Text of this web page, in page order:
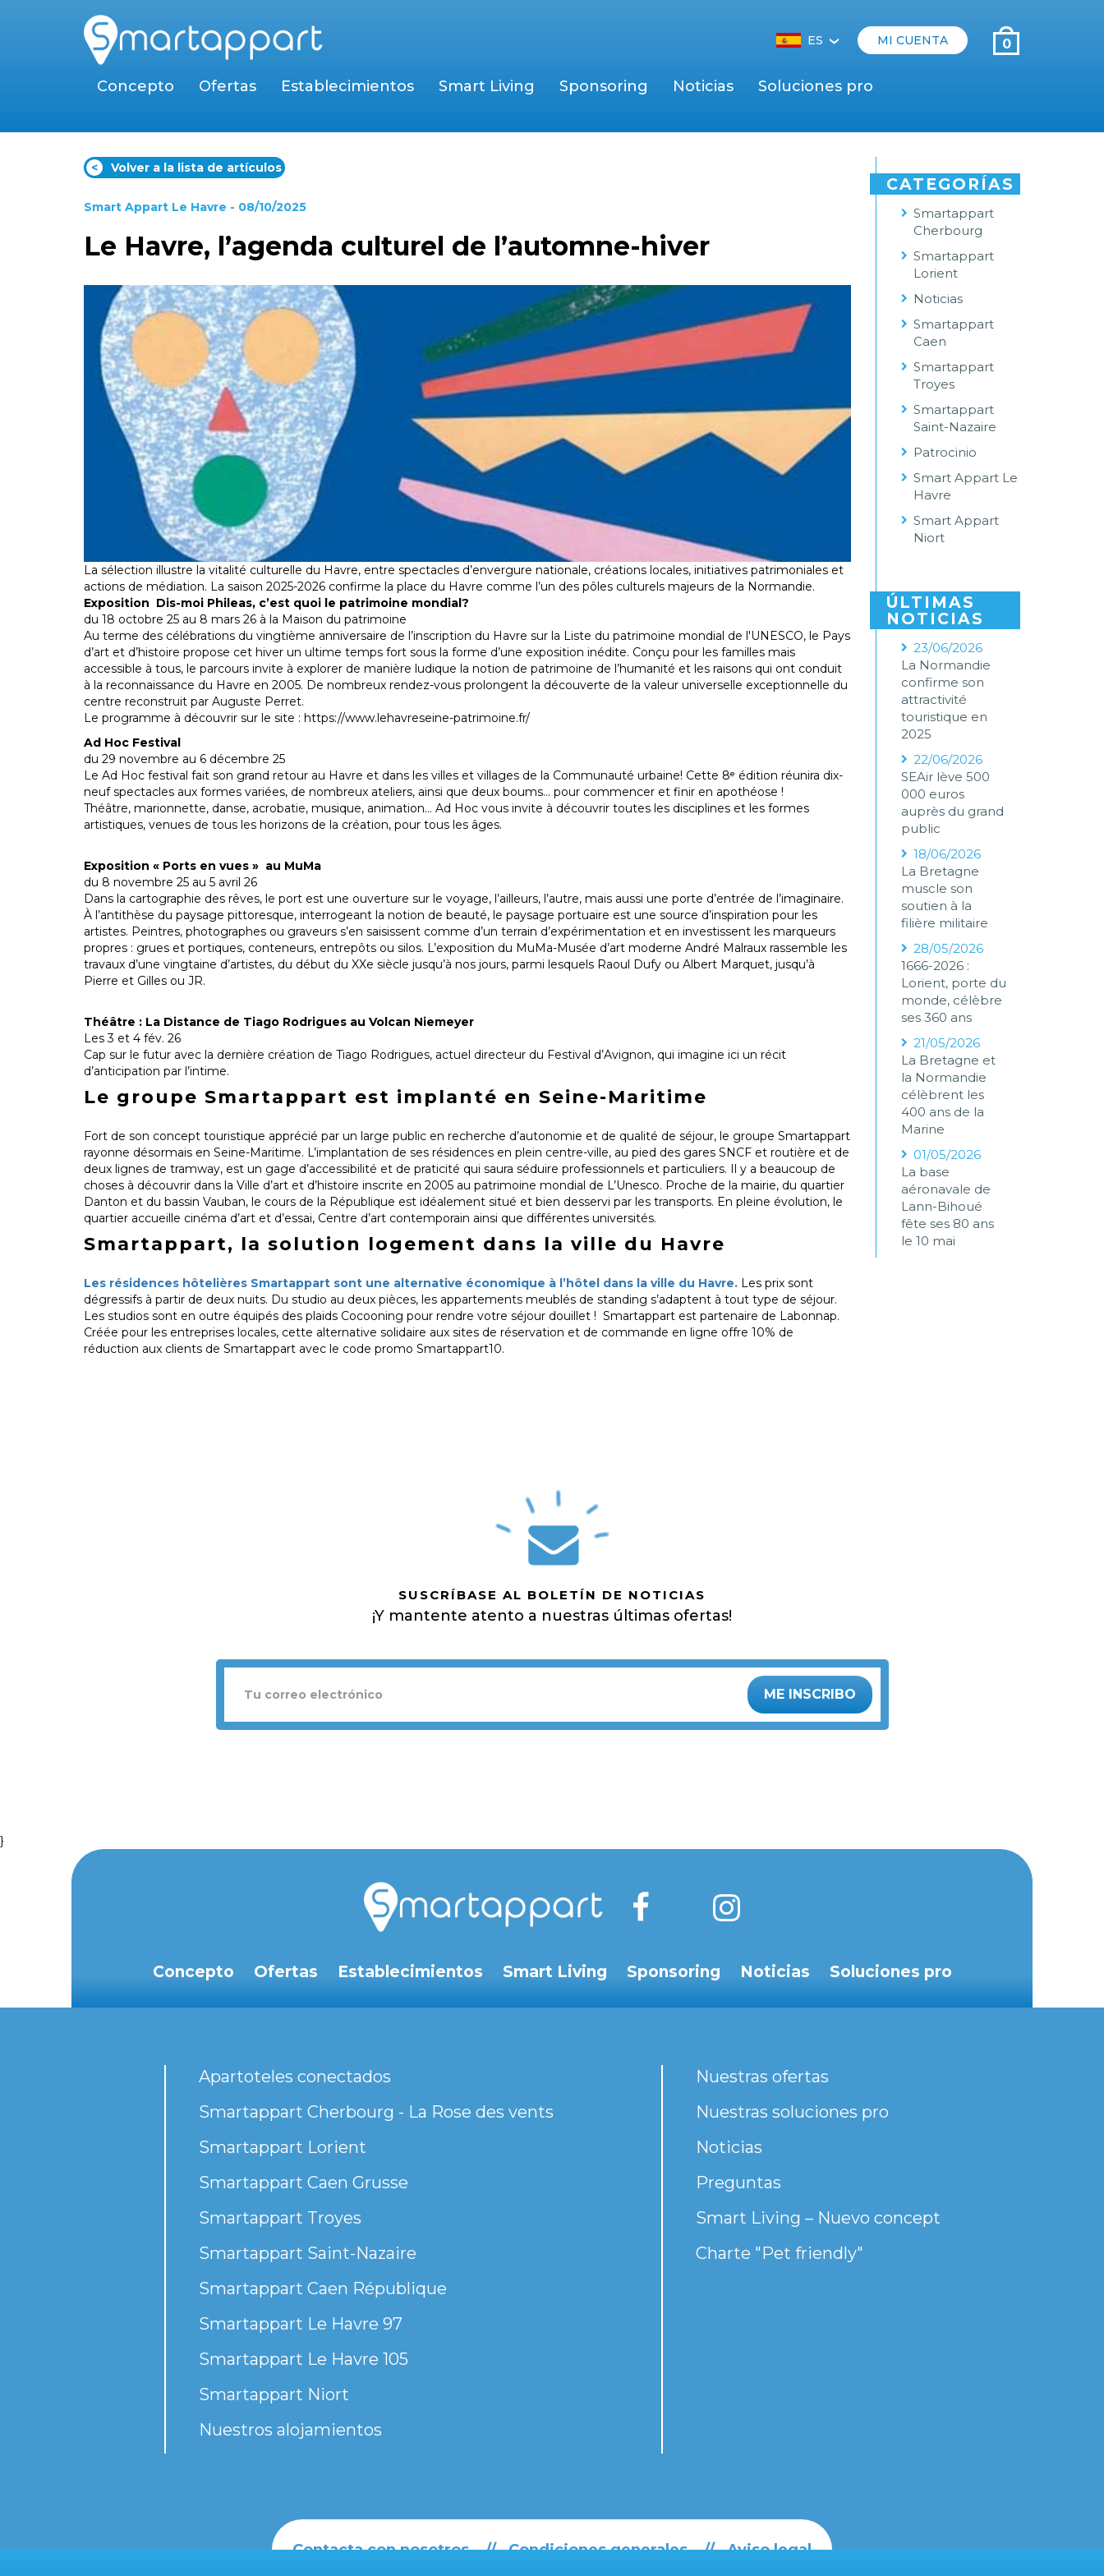
ES‹ MI CUENTA 0
Concepto Ofertas Establecimientos Smart Living Sponsoring Noticias Soluciones pro
< Volver a la lista de artículos
Smart Appart Le Havre - 08/10/2025
Le Havre, l’agenda culturel de l’automne-hiver
La sélection illustre la vitalité culturelle du Havre, entre spectacles d’envergure nationale, créations locales, initiatives patrimoniales et
actions de médiation. La saison 2025-2026 confirme la place du Havre comme l’un des pôles culturels majeurs de la Normandie.
Exposition Dis-moi Phileas, c’est quoi le patrimoine mondial?
du 18 octobre 25 au 8 mars 26 à la Maison du patrimoine
Au terme des célébrations du vingtième anniversaire de l’inscription du Havre sur la Liste du patrimoine mondial de l'UNESCO, le Pays
d’art et d’histoire propose cet hiver un ultime temps fort sous la forme d’une exposition inédite. Conçu pour les familles mais
accessible à tous, le parcours invite à explorer de manière ludique la notion de patrimoine de l’humanité et les raisons qui ont conduit
à la reconnaissance du Havre en 2005. De nombreux rendez-vous prolongent la découverte de la valeur universelle exceptionnelle du
centre reconstruit par Auguste Perret.
Le programme à découvrir sur le site : https://www.lehavreseine-patrimoine.fr/
Ad Hoc Festival
du 29 novembre au 6 décembre 25
Le Ad Hoc festival fait son grand retour au Havre et dans les villes et villages de la Communauté urbaine! Cette 8ᵉ édition réunira dix-
neuf spectacles aux formes variées, de nombreux ateliers, ainsi que deux boums… pour commencer et finir en apothéose !
Théâtre, marionnette, danse, acrobatie, musique, animation… Ad Hoc vous invite à découvrir toutes les disciplines et les formes
artistiques, venues de tous les horizons de la création, pour tous les âges.
Exposition « Ports en vues » au MuMa
du 8 novembre 25 au 5 avril 26
Dans la cartographie des rêves, le port est une ouverture sur le voyage, l’ailleurs, l’autre, mais aussi une porte d’entrée de l’imaginaire.
À l’antithèse du paysage pittoresque, interrogeant la notion de beauté, le paysage portuaire est une source d’inspiration pour les
artistes. Peintres, photographes ou graveurs s’en saisissent comme d’un terrain d’expérimentation et en investissent les marqueurs
propres : grues et portiques, conteneurs, entrepôts ou silos. L’exposition du MuMa-Musée d’art moderne André Malraux rassemble les
travaux d’une vingtaine d’artistes, du début du XXe siècle jusqu’à nos jours, parmi lesquels Raoul Dufy ou Albert Marquet, jusqu’à
Pierre et Gilles ou JR.
Théâtre : La Distance de Tiago Rodrigues au Volcan Niemeyer
Les 3 et 4 fév. 26
Cap sur le futur avec la dernière création de Tiago Rodrigues, actuel directeur du Festival d’Avignon, qui imagine ici un récit
d’anticipation par l’intime.
Le groupe Smartappart est implanté en Seine-Maritime
Fort de son concept touristique apprécié par un large public en recherche d’autonomie et de qualité de séjour, le groupe Smartappart
rayonne désormais en Seine-Maritime. L’implantation de ses résidences en plein centre-ville, au pied des gares SNCF et routière et de
deux lignes de tramway, est un gage d’accessibilité et de praticité qui saura séduire professionnels et particuliers. Il y a beaucoup de
choses à découvrir dans la Ville d’art et d’histoire inscrite en 2005 au patrimoine mondial de L’Unesco. Proche de la mairie, du quartier
Danton et du bassin Vauban, le cours de la République est idéalement situé et bien desservi par les transports. En pleine évolution, le
quartier accueille cinéma d’art et d’essai, Centre d’art contemporain ainsi que différentes universités.
Smartappart, la solution logement dans la ville du Havre
Les résidences hôtelières Smartappart sont une alternative économique à l’hôtel dans la ville du Havre. Les prix sont
dégressifs à partir de deux nuits. Du studio au deux pièces, les appartements meublés de standing s’adaptent à tout type de séjour.
Les studios sont en outre équipés des plaids Cocooning pour rendre votre séjour douillet ! Smartappart est partenaire de Labonnap.
Créée pour les entreprises locales, cette alternative solidaire aux sites de réservation et de commande en ligne offre 10% de
réduction aux clients de Smartappart avec le code promo Smartappart10.
CATEGORÍAS
Smartappart
Cherbourg
Smartappart
Lorient
Noticias
Smartappart
Caen
Smartappart
Troyes
Smartappart
Saint-Nazaire
Patrocinio
Smart Appart Le
Havre
Smart Appart
Niort
ÚLTIMAS
NOTICIAS
23/06/2026
La Normandie
confirme son
attractivité
touristique en
2025
22/06/2026
SEAir lève 500
000 euros
auprès du grand
public
18/06/2026
La Bretagne
muscle son
soutien à la
filière militaire
28/05/2026
1666-2026 :
Lorient, porte du
monde, célèbre
ses 360 ans
21/05/2026
La Bretagne et
la Normandie
célèbrent les
400 ans de la
Marine
01/05/2026
La base
aéronavale de
Lann-Bihoué
fête ses 80 ans
le 10 mai
SUSCRÍBASE AL BOLETÍN DE NOTICIAS
¡Y mantente atento a nuestras últimas ofertas!
ME INSCRIBO
}
Concepto Ofertas Establecimientos Smart Living Sponsoring Noticias Soluciones pro
Apartoteles conectados
Smartappart Cherbourg - La Rose des vents
Smartappart Lorient
Smartappart Caen Grusse
Smartappart Troyes
Smartappart Saint-Nazaire
Smartappart Caen République
Smartappart Le Havre 97
Smartappart Le Havre 105
Smartappart Niort
Nuestros alojamientos
Nuestras ofertas
Nuestras soluciones pro
Noticias
Preguntas
Smart Living – Nuevo concept
Charte "Pet friendly"
Contacta con nosotros Condiciones generales Aviso legal